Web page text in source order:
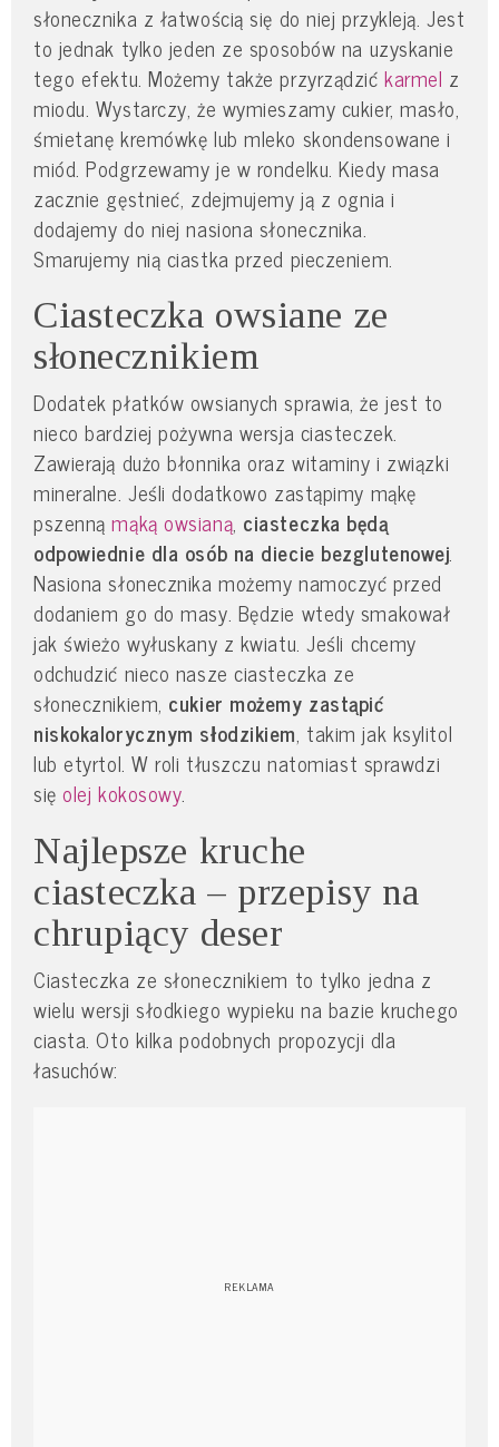
słonecznika z łatwością się do niej przykleją. Jest
to jednak tylko jeden ze sposobów na uzyskanie
tego efektu. Możemy także przyrządzićkarmel z
miodu. Wystarczy, że wymieszamy cukier, masło,
śmietanę kremówkę lub mleko skondensowane i
miód. Podgrzewamy je w rondelku. Kiedy masa
zacznie gęstnieć, zdejmujemy ją z ognia i
dodajemy do niej nasiona słonecznika.
Smarujemy nią ciastka przed pieczeniem.
Ciasteczka owsiane ze
słonecznikiem
Dodatek płatków owsianych sprawia, że jest to
nieco bardziej pożywna wersja ciasteczek.
Zawierają dużo błonnika oraz witaminy i związki
mineralne. Jeśli dodatkowo zastąpimy mąkę
pszennąmąką owsianą, ciasteczka będą
odpowiednie dla osób na diecie bezglutenowej.
Nasiona słonecznika możemy namoczyć przed
dodaniem go do masy. Będzie wtedy smakował
jak świeżo wyłuskany z kwiatu. Jeśli chcemy
odchudzić nieco nasze ciasteczka ze
słonecznikiem, cukier możemy zastąpić
niskokalorycznym słodzikiem, takim jak ksylitol
lub etyrtol. W roli tłuszczu natomiast sprawdzi
sięolej kokosowy.
Najlepsze kruche
ciasteczka – przepisy na
chrupiący deser
Ciasteczka ze słonecznikiem to tylko jedna z
wielu wersji słodkiego wypieku na bazie kruchego
ciasta. Oto kilka podobnych propozycji dla
łasuchów: